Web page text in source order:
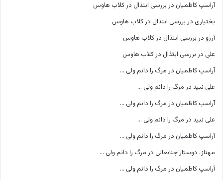
آراسپ کاظمیان در بررسی ابتذال در کلاب هاوس
بختیاری در بررسی ابتذال در کلاب هاوس
آرزو در بررسی ابتذال در کلاب هاوس
علی در بررسی ابتذال در کلاب هاوس
آراسپ کاظمیان در مرگ را دانم ولی …
علی نبید در مرگ را دانم ولی …
آراسپ کاظمیان در مرگ را دانم ولی …
علی نبید در مرگ را دانم ولی …
آراسپ کاظمیان در مرگ را دانم ولی …
مهناز، دوستار جنابعالی در مرگ را دانم ولی …
آراسپ کاظمیان در مرگ را دانم ولی …